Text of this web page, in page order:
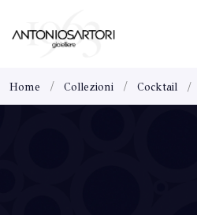
Home Collezioni Cocktail